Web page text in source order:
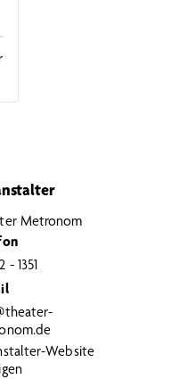
Metronom
- 1351
Website